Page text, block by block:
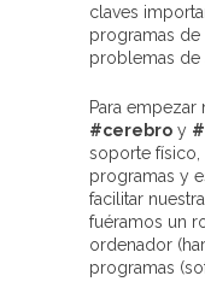
claves
programas
problemas de
Para
#cerebro y
soporte
programas y
facilitar
fuéramos un
ordenador
programas